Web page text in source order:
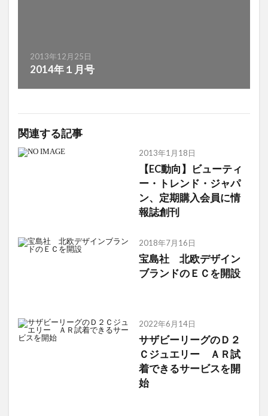
2013年12月25日
2014年１月号
関連する記事
2013年1月18日
【EC動向】ビューティ
ー・トレンド・ジャパ
ン、定期購入会員に情
報誌創刊
2018年7月16日
宝島社 北欧デザイン
ブランドのＥＣを開設
2022年6月14日
サザビーリーグのＤ２
Ｃジュエリー ＡＲ試
着できるサービスを開
始